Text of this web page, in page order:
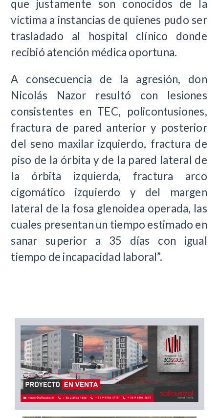
que justamente son conocidos de la
víctima a instancias de quienes pudo ser
trasladado al hospital clínico donde
recibió atención médica oportuna.
A consecuencia de la agresión, don
Nicolás Nazor resultó con lesiones
consistentes en TEC, policontusiones,
fractura de pared anterior y posterior
del seno maxilar izquierdo, fractura de
piso de la órbita y de la pared lateral de
la órbita izquierda, fractura arco
cigomático izquierdo y del margen
lateral de la fosa glenoidea operada, las
cuales presentan un tiempo estimado en
sanar superior a 35 días con igual
tiempo de incapacidad laboral”.